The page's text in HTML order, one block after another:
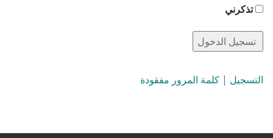
تذكرني
التسجيل | كلمة المرور مفقودة